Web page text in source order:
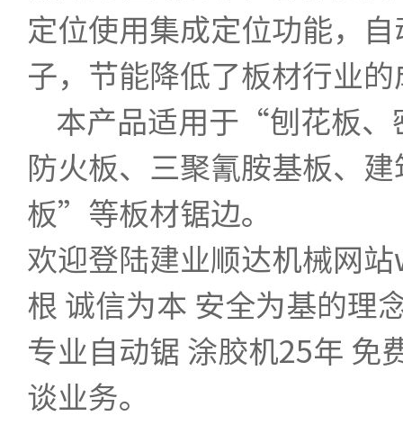
定位使用集成定位功能，
子，节能降低了板材行业
本产品适用于“刨花板、
防火板、三聚氰胺基板、
板”等板材锯边。
欢迎登陆建业顺达机械网
根 诚信为本 安全为基的理
专业自动锯 涂胶机25年 免
谈业务。